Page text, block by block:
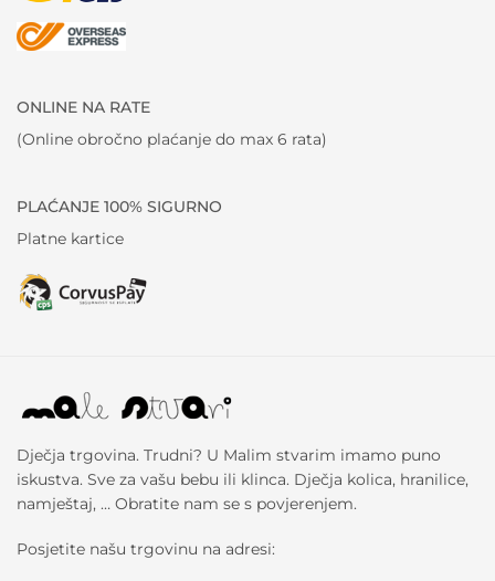
ONLINE NA RATE
(Online obročno plaćanje do max 6 rata)
PLAĆANJE 100% SIGURNO
Platne kartice
Dječja trgovina. Trudni? U Malim stvarim imamo puno
iskustva. Sve za vašu bebu ili klinca. Dječja kolica, hranilice,
namještaj, … Obratite nam se s povjerenjem.
Posjetite našu trgovinu na adresi: